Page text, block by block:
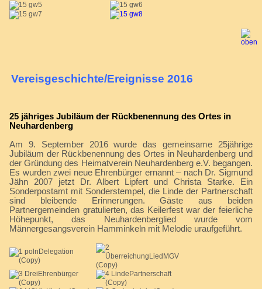
Vereisgeschichte/Ereignisse 2016
25 jähriges Jubiläum der Rückbenennung des Ortes in
Neuhardenberg
Am 9. September 2016 wurde das gemeinsame 25jährige
Jubiläum der Rückbenennung des Ortes in Neuhardenberg und
der Gründung des Heimatverein Neuhardenberg e.V. begangen.
Es wurden zwei neue Ehrenbürger ernannt – nach Dr. Sigmund
Jähn 2007 jetzt Dr. Albert Lipfert und Christa Starke. Ein
Sonderpostamt mit Sonderstempel, die Linde der Partnerschaft
sind bleibende Erinnerungen. Gäste aus beiden
Partnergemeinden gratulierten, das Keilerfest war der feierliche
Höhepunkt, das Neuhardenberglied wurde vom
Männergesangsverein Hamminkeln mit Melodie uraufgeführt.